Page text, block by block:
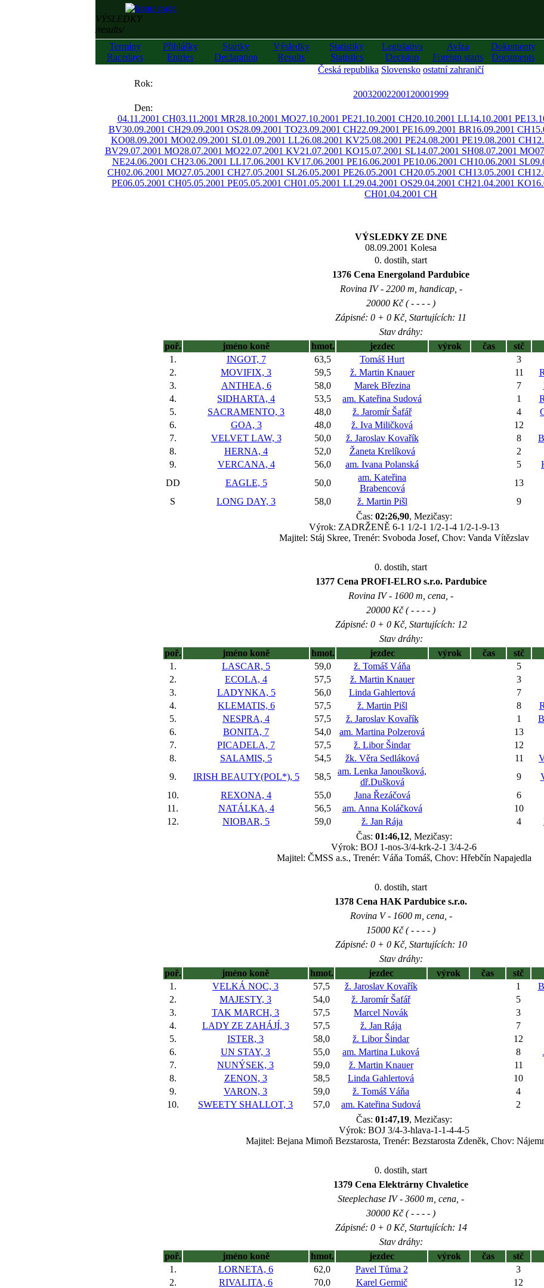
VÝSLEDKY
/results/
Termíny
Racedays
Přihlášky
Entries
Startky
Declaration
Výsledky
Results
Statistiky
Statistics
Legislativa
Decision
Avíza
Foreign starts
Dokumenty
Documents
Česká republika Slovensko ostatní zahraničí
Rok:
200320022001 20001999
Den:
04.11.2001 CH03.11.2001 MR28.10.2001 MO27.10.2001 PE21.10.2001 CH20.10.2001 LL14.10.2001 PE
BV30.09.2001 CH29.09.2001 OS28.09.2001 TO23.09.2001 CH22.09.2001 PE16.09.2001 BR16.09.2001 CH
KO08.09.2001 MO02.09.2001 SL01.09.2001 LL26.08.2001 KV25.08.2001 PE24.08.2001 PE19.08.2001 CH
BV29.07.2001 MO28.07.2001 MO22.07.2001 KV21.07.2001 KO15.07.2001 SL14.07.2001 SH08.07.2001 MO
NE24.06.2001 CH23.06.2001 LL17.06.2001 KV17.06.2001 PE16.06.2001 PE10.06.2001 CH10.06.2001 SL
CH02.06.2001 MO27.05.2001 CH27.05.2001 SL26.05.2001 PE26.05.2001 CH20.05.2001 CH13.05.2001 CH
PE06.05.2001 CH05.05.2001 PE05.05.2001 CH01.05.2001 LL29.04.2001 OS29.04.2001 CH21.04.2001 KO
CH01.04.2001 CH
VÝSLEDKY ZE DNE
08.09.2001 Kolesa
0. dostih, start
1376 Cena Energoland Pardubice
Rovina IV - 2200 m, handicap, -
20000 Kč ( - - - - )
Zápisné: 0 + 0 Kč, Startujících: 11
Stav dráhy:
poř.
jméno koně hmot. jezdec výrok čas stč
1.
INGOT, 7 63,5 Tomáš Hurt 3
2.
MOVIFIX, 3 59,5 ž. Martin Knauer 11
3.
ANTHEA, 6 58,0 Marek Březina 7
4.
SIDHARTA, 4 53,5 am. Kateřina Sudová 1
5.
SACRAMENTO, 3 48,0 ž. Jaromír Šafář 4
6.
GOA, 3 48,0 ž. Iva Miličková 12
7.
VELVET LAW, 3 50,0 ž. Jaroslav Kovařík 8
8.
HERNA, 4 52,0 Žaneta Krelíková 2
9.
VERCANA, 4 56,0 am. Ivana Polanská 5
DD
EAGLE, 5 50,0
am. Kateřina
Brabencová
13
S
LONG DAY, 3 58,0 ž. Martin Pišl 9
Čas: 02:26,90, Mezičasy:
Výrok: ZADRŽENĚ 6-1 1/2-1 1/2-1-4 1/2-1-9-13
Majitel: Stáj Skree, Trenér: Svoboda Josef, Chov: Vanda Vítězslav
0. dostih, start
1377 Cena PROFI-ELRO s.r.o. Pardubice
Rovina IV - 1600 m, cena, -
20000 Kč ( - - - - )
Zápisné: 0 + 0 Kč, Startujících: 12
Stav dráhy:
poř.
jméno koně hmot. jezdec výrok čas stč
1.
LASCAR, 5 59,0 ž. Tomáš Váňa 5
2.
ECOLA, 4 57,5 ž. Martin Knauer 3
3.
LADYNKA, 5 56,0 Linda Gahlertová 7
4.
KLEMATIS, 6 57,5 ž. Martin Pišl 8
5.
NESPRA, 4 57,5 ž. Jaroslav Kovařík 1
6.
BONITA, 7 54,0 am. Martina Polzerová 13
7.
PICADELA, 7 57,5 ž. Libor Šindar 12
8.
SALAMIS, 5 54,5 žk. Věra Sedláková 11
9.
IRISH BEAUTY(POL*), 5 58,5
am. Lenka Janoušková,
dř.Dušková
9
10.
REXONA, 4 55,0 Jana Řezáčová 6
11.
NATÁLKA, 4 56,5 am. Anna Koláčková 10
12.
NIOBAR, 5 59,0 ž. Jan Rája 4
Čas: 01:46,12, Mezičasy:
Výrok: BOJ 1-nos-3/4-krk-2-1 3/4-2-6
Majitel: ČMSS a.s., Trenér: Váňa Tomáš, Chov: Hřebčín Napajedla
0. dostih, start
1378 Cena HAK Pardubice s.r.o.
Rovina V - 1600 m, cena, -
15000 Kč ( - - - - )
Zápisné: 0 + 0 Kč, Startujících: 10
Stav dráhy:
poř.
jméno koně hmot. jezdec výrok čas stč
1.
VELKÁ NOC, 3 57,5 ž. Jaroslav Kovařík 1
2.
MAJESTY, 3 54,0 ž. Jaromír Šafář 5
3.
TAK MARCH, 3 57,5 Marcel Novák 3
4.
LADY ZE ZAHÁJÍ, 3 57,5 ž. Jan Rája 7
5.
ISTER, 3 58,0 ž. Libor Šindar 12
6.
UN STAY, 3 55,0 am. Martina Luková 8
7.
NUNÝSEK, 3 59,0 ž. Martin Knauer 11
8.
ZENON, 3 58,5 Linda Gahlertová 10
9.
VARON, 3 59,0 ž. Tomáš Váňa 4
10.
SWEETY SHALLOT, 3 57,0 am. Kateřina Sudová 2
Čas: 01:47,19, Mezičasy:
Výrok: BOJ 3/4-3-hlava-1-1-4-4-5
Majitel: Bejana Mimoň Bezstarosta, Trenér: Bezstarosta Zdeněk, Chov:
0. dostih, start
1379 Cena Elektrárny Chvaletice
Steeplechase IV - 3600 m, cena, -
30000 Kč ( - - - - )
Zápisné: 0 + 0 Kč, Startujících: 14
Stav dráhy:
poř.
jméno koně hmot. jezdec výrok čas stč
1.
LORNETA, 6 62,0 Pavel Tůma 2 3
2.
RIVALITA, 6 70,0 Karel Germič 12